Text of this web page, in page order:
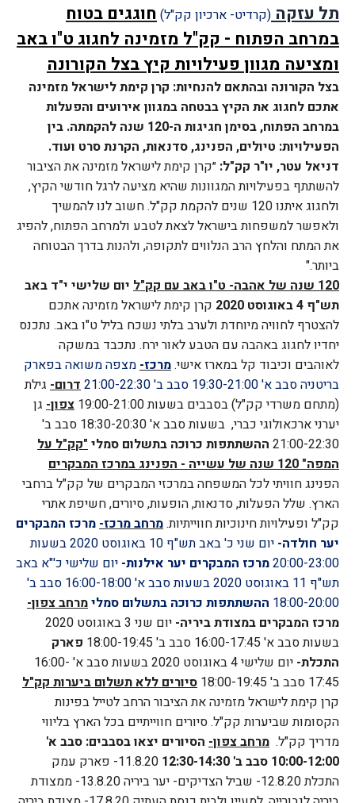
תל עזקה (קרדיט- ארכיון קק"ל) חוגגים בטוח
במרחב הפתוח - קק"ל מזמינה לחגוג ט"ו באב
ומציעה מגוון פעילויות קיץ בצל הקורונה
בצל הקורונה ובהתאם להנחיות: קרן קימת לישראל מזמינה
אתכם לחגוג את הקיץ בבטחה במגוון אירועים והפעלות
במרחב הפתוח, בסימן חגיגות ה-120 שנה להקמתה.
בין
הפעילויות: טיולים, הפנינג, סדנאות, הקרנת סרט ועוד.
דניאל עטר, יו"ר קק"ל: ״קרן קימת לישראל מזמינה את הציבור
להשתתף בפעילויות המגוונות שהיא מציעה לרגל חודשי הקיץ,
ולחגוג איתנו 120 שנים להקמת קק"ל. חשוב לנו להמשיך
ולאפשר למשפחות בישראל לצאת לטבע ולמרחב הפתוח, להפיג
את המתח והלחץ הרב הנלווים לתקופה, ולהנות בדרך הבטוחה
ביותר."
120 שנה של אהבה- ט"ו באב עם קק"ל
יום שלישי י"ד באב
תש"ף 4 באוגוסט 2020
קרן קימת לישראל מזמינה אתכם
להצטרף לחוויה מיוחדת ולערב בלתי נשכח בליל ט"ו באב. נתכנס
יחדיו לחגוג באהבה עם הטבע לאור ירח. נתכבד במשקה
לאוהבים וכיבוד קל במארז אישי.מרכז- מצפה משואה בפארק
בריטניהסבב א' 19:30-21:00 סבב ב' 21:00-22:30 דרום- גילת
(מתחם משרדי קק"ל)בסבבים בשעות 19:00-21:00 צפון- גן
יערני ארכאולוגי כברי,
בשעות סבב א' 18:30-20:30 סבב ב'
21:00-22:30 ההשתתפות כרוכה בתשלום סמלי "קק"ל על
המפה" 120 שנה של עשייה - הפנינג במרכז המבקרים
הפנינג חוויתי לכל המשפחה במרכזי המבקרים של קק"ל ברחבי
הארץ. שלל הפעלות, סדנאות, הופעות, סיורים, חשיפת אתרי
קק"ל ופעילויות חינוכיות חווייתיות.מרחב מרכז- מרכז המבקרים
יער חולדה-
יום שני כ' באב תש"ף 10 באוגוסט 2020 בשעות
20:00-23:00מרכז המבקרים יער אילנות- יום שלישי כ'"א באב
תש"ף 11 באוגוסט 2020 בשעות סבב א' 16:00-18:00 סבב ב'
18:00-20:00 ההשתתפות כרוכה בתשלום סמלימרחב צפון-
מרכז המבקרים במצודת ביריה-
יום שני 3 באוגוסט 2020
בשעות סבב א' 16:00-17:45 סבב ב' 18:00-19:45
פארק
התכלת- יום שלישי 4 באוגוסט 2020 בשעות
סבב א' 16:00-
17:45 סבב ב' 18:00-19:45
סיורים ללא תשלום ביערות קק"ל
קרן קימת לישראל מזמינה את הציבור הרחב לטייל בפינות
הקסומות שביערות קק"ל. סיורים חווייתיים בכל הארץ בליווי
מדריך קק"ל. מרחב צפון- הסיורים יצאו בסבבים: סבב א'
10:00-12:00 סבב ב' 12:30-14:30
11.8.20- פארק עמק
התכלת12.8.20- שביל הצדיקים- יער ביריה
13.8.20- ממצודת